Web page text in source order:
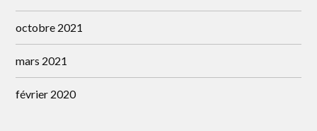
octobre 2021
mars 2021
février 2020